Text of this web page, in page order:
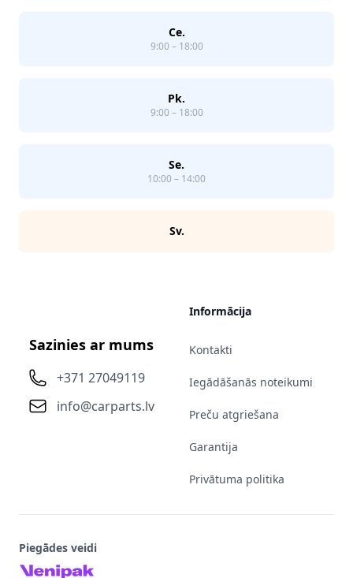
Ce.
9:00 – 18:00
Pk.
9:00 – 18:00
Se.
10:00 – 14:00
Sv.
Sazinies ar mums
+371 27049119
info@carparts.lv
Informācija
Kontakti
Iegādāšanās noteikumi
Preču atgriešana
Garantija
Privātuma politika
Piegādes veidi